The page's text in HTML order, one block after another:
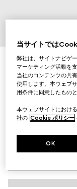
/4
ダブルG＆チェ
￥26,400
（税込）
バリエーション ブルー
当サイトでは
弊社は、サイトナビゲ
マーケティング活動を
当社のコンテンツの共
使用します。本ウェブ
用条件に同意したもの
本ウェブサイトにおけ
社の Cookie ポリシー
OK